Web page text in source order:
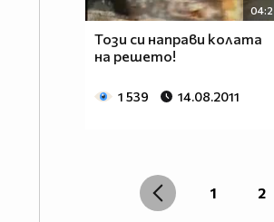
Този си направи колата
на решето!
1 539 14.08.2011
1 2